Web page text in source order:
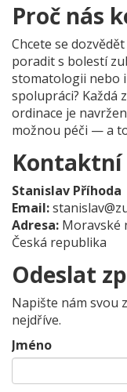
Proč nás
Chcete se
poradit s bolestí
stomatologii nebo
spolupráci? Každá
ordinace je
možnou péči — a
Kontaktní
Stanislav Příhoda
Email:
Adresa: Moravské
Česká republika
Odeslat
Napište nám svou
nejdříve.
Jméno